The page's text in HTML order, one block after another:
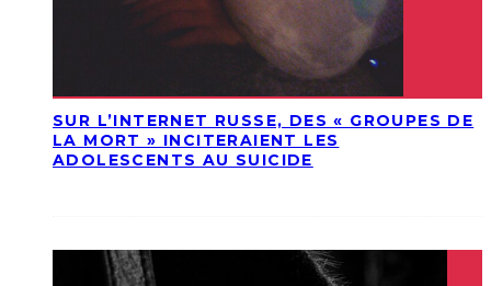
SUR L’INTERNET RUSSE, DES « GROUPES DE
LA MORT » INCITERAIENT LES
ADOLESCENTS AU SUICIDE